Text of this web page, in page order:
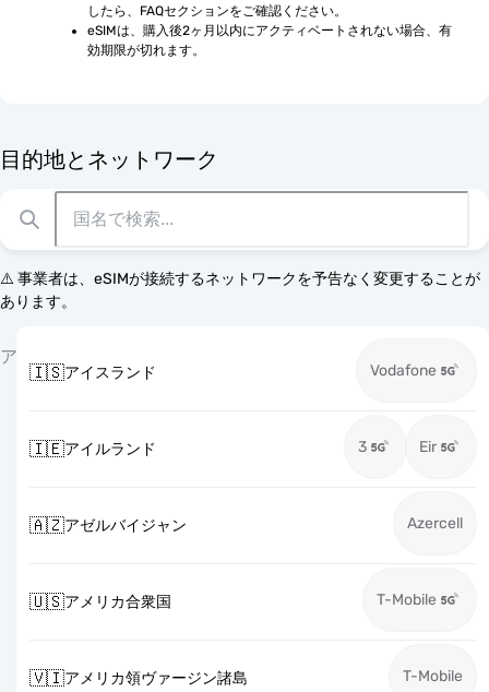
したら、FAQセクションをご確認ください。
eSIMは、購入後2ヶ月以内にアクティベートされない場合、有
効期限が切れます。
目的地とネットワーク
⚠️ 事業者は、eSIMが接続するネットワークを予告なく変更することが
あります。
ア
🇮🇸アイスランド Vodafone
🇮🇪アイルランド 3 Eir
🇦🇿アゼルバイジャン Azercell
🇺🇸アメリカ合衆国 T-Mobile
🇻🇮アメリカ領ヴァージン諸島 T-Mobile